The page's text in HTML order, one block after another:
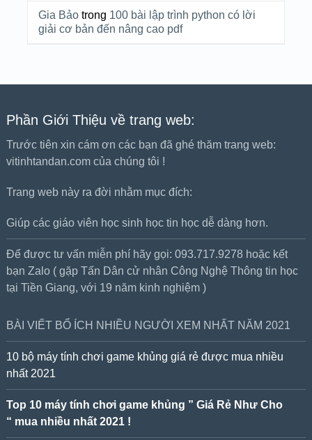
Gia Bảotrong 100 bài lập trình python có lời
giải cơ bản đến nâng cao pdf
Phần Giới Thiệu về trang web:
Trước tiên xin cám ơn các bạn đã ghé thăm trang web:
vitinhtandan.com của chúng tôi !
Trang web này ra đời nhằm mục đích:
Giúp các giáo viên học sinh học tin học dễ dàng hơn.
Để được tư vấn miễn phí hãy gọi: 093.717.9278 hoặc kết
bạn Zalo ( gặp Tấn Dân cử nhân Công Nghệ Thông tin học
tại Tiền Giang, với 19 năm kinh nghiệm )
BÀI VIẾT BỔ ÍCH NHIỀU NGƯỜI XEM NHẤT NĂM 2021
10 bộ máy tính chơi game khủng giá rẻ được mua nhiều
nhất 2021
Top 10 máy tính chơi game khủng ” Giá Rẻ Như Cho
“ mua nhiều nhất 2021 !